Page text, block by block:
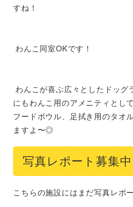
すね！
にもわんこ用のアメニティとし
フードボウル、足拭き用のタオ
ますよ〜◎
写真レポート募集中
こちらの施設にはまだ写真レポ